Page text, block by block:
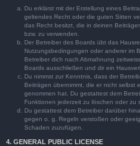
Du erklärst mit der Erstellung eines
geltendes Recht oder die guten Sitten
das Recht besitzt, die in deinen
bzw. zu verwenden.
Der Betreiber des Boards übt das
Nutzungsbedingungen oder anderer im
Betreiber dich nach Abmahnung
Boards ausschließen und dir ein
Du nimmst zur Kenntnis, dass der
Beiträgen übernimmt, die er nicht selbst
genommen hat. Du gestattest dem
Funktionen jederzeit zu löschen oder zu
Du gestattest dem Betreiber darüber
gegen o. g. Regeln verstoßen oder
Schaden zuzufügen.
4. GENERAL PUBLIC LICENSE